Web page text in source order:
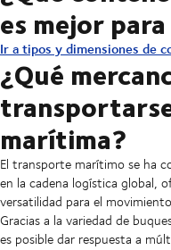
es mejor
Ir a tipos y dimensiones de
¿Qué
marítima?
El transporte marítimo se ha
en la cadena logística global,
versatilidad para el
Gracias a la variedad de
es posible dar respuesta a